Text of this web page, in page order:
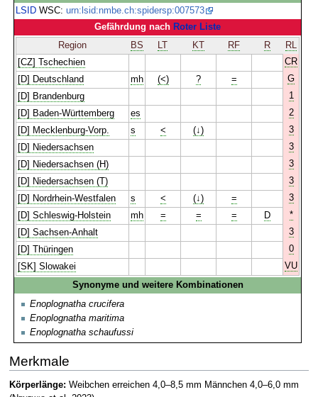
LSID WSC:urn:lsid:nmbe.ch:spidersp:007573
Gefährdung nach Roter Liste
Region
BS LT KT RF R
RL
[CZ] Tschechien
CR
[D] Deutschland
mh (<) ? =
G
[D] Brandenburg
1
[D] Baden-Württemberg
es
2
[D] Mecklenburg-Vorp.
s < (↓)
3
[D] Niedersachsen
3
[D] Niedersachsen (H)
3
[D] Niedersachsen (T)
3
[D] Nordrhein-Westfalen
s < (↓) =
3
[D] Schleswig-Holstein
mh = = = D
*
[D] Sachsen-Anhalt
3
[D] Thüringen
0
[SK] Slowakei
VU
Synonyme und weitere Kombinationen
Enoplognatha crucifera
Enoplognatha maritima
Enoplognatha schaufussi
Merkmale
Körperlänge: Weibchen erreichen 4,0–8,5 mm Männchen 4,0–6,0 mm